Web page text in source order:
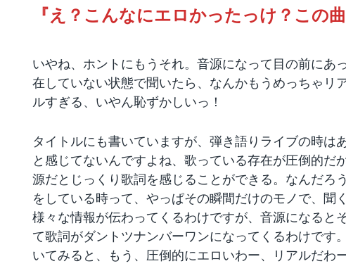
『え？こんなにエロかったっけ？この曲
いやね、ホントにもうそれ。音源になって目の前にあ
在していない状態で聞いたら、なんかもうめっちゃリ
ルすぎる、いやん恥ずかしいっ！
タイトルにも書いていますが、弾き語りライブの時は
と感じてないんですよね、歌っている存在が圧倒的だ
源だとじっくり歌詞を感じることができる。なんだろ
をしている時って、やっぱその瞬間だけのモノで、聞
様々な情報が伝わってくるわけですが、音源になると
て歌詞がダントツナンバーワンになってくるわけです
いてみると、もう、圧倒的にエロいわー、リアルだわ